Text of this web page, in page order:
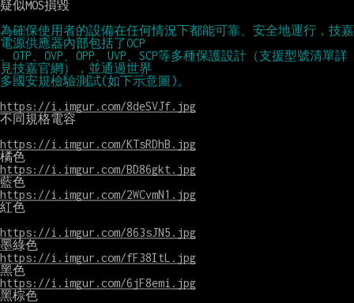
疑似MOS損毀
為確保使用者的設備在任何情況下都能可靠、安全地運行，技嘉
電源供應器內部包括了OCP
、OTP、OVP、OPP、UVP、SCP等多種保護設計（支援型號清單詳
見技嘉官網），並通過世界
多國安規檢驗測試(如下示意圖)。
https://i.imgur.com/8deSVJf.jpg
不同規格電容
https://i.imgur.com/KTsRDhB.jpg
https://i.imgur.com/BD86gkt.jpg
https://i.imgur.com/2WCvmN1.jpg
紅色
https://i.imgur.com/863sJN5.jpg
https://i.imgur.com/fF38ItL.jpg
https://i.imgur.com/6jF8emi.jpg
黑棕色